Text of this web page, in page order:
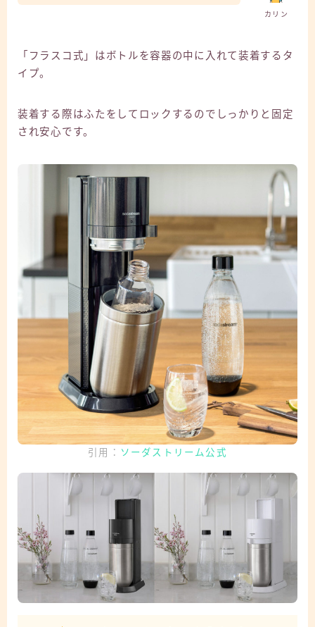
カリン
「フラスコ式」はボトルを容器の中に入れて装着するタ
イプ。
装着する際はふたをしてロックするのでしっかりと固定
され安心です。
引用： ソーダストリーム公式